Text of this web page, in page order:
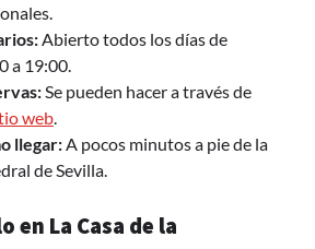
Abierto todos los días de
a 19:00.
Se pueden hacer a través de
web
llegar: A pocos minutos a pie de la
de Sevilla.
en La Casa de la